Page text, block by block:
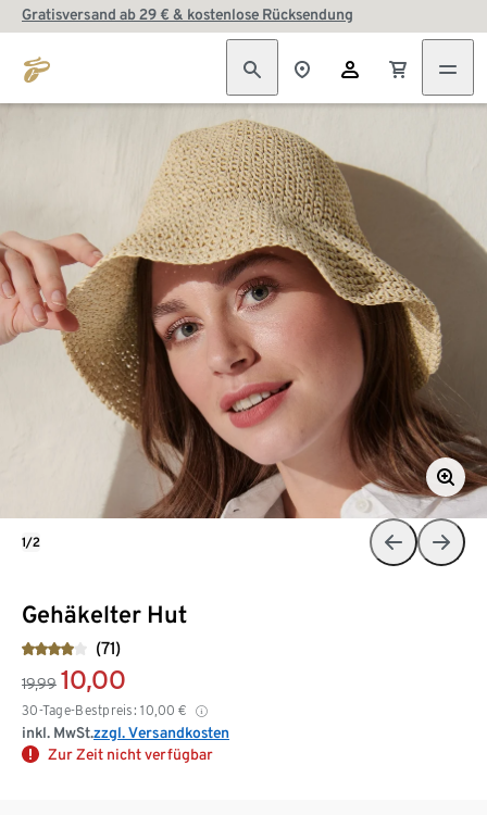
Gratisversand ab 29 € & kostenlose Rücksendung
Gehäkelter Hut
(71)
19,99 10,00
30-Tage-Bestpreis: 10,00 €
inkl. MwSt.zzgl. Versandkosten
Zur Zeit nicht verfügbar
1/2